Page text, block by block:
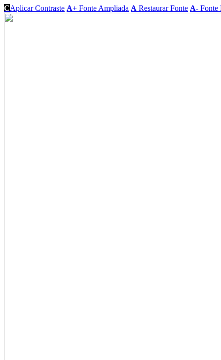
CAplicar Contraste A+ Fonte Ampliada A Restaurar Fonte A- Fonte